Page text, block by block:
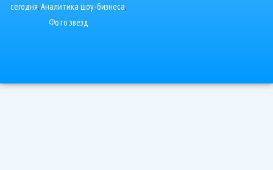
сегодня.Аналитика шоу-бизнеса,
Фото звезд